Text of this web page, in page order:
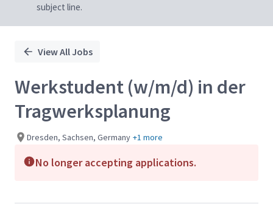
subject line.
View All Jobs
Werkstudent (w/m/d) in der
Tragwerksplanung
Dresden, Sachsen, Germany +1 more
No longer accepting applications.